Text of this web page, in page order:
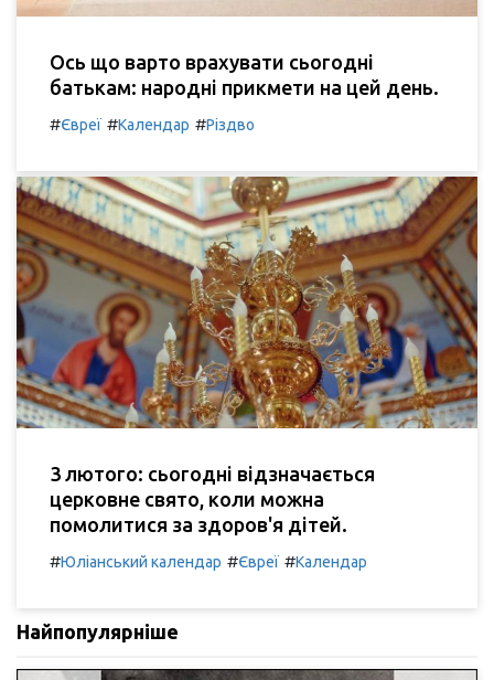
Ось що варто врахувати сьогодні
батькам: народні прикмети на цей день.
#Євреї #Календар #Різдво
3 лютого: сьогодні відзначається
церковне свято, коли можна
помолитися за здоров'я дітей.
#Юліанський календар #Євреї #Календар
Найпопулярніше